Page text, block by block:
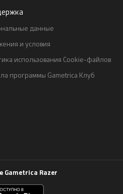
данные
и условия
использования Cookie-файлов
программы Gametrica Клуб
Gametrica Razer